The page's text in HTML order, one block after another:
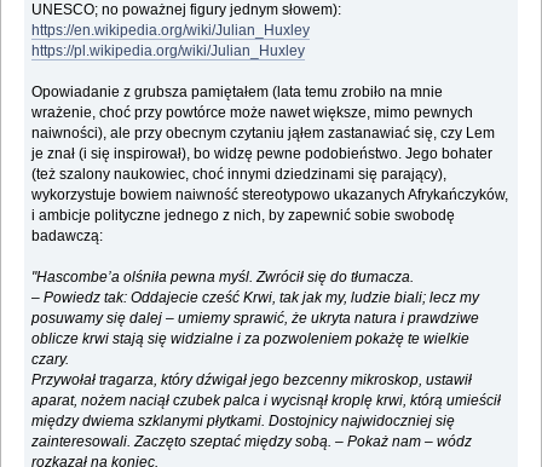
UNESCO; no poważnej figury jednym słowem):
https://en.wikipedia.org/wiki/Julian_Huxley
https://pl.wikipedia.org/wiki/Julian_Huxley
Opowiadanie z grubsza pamiętałem (lata temu zrobiło na mnie
wrażenie, choć przy powtórce może nawet większe, mimo pewnych
naiwności), ale przy obecnym czytaniu jąłem zastanawiać się, czy Lem
je znał (i się inspirował), bo widzę pewne podobieństwo. Jego bohater
(też szalony naukowiec, choć innymi dziedzinami się parający),
wykorzystuje bowiem naiwność stereotypowo ukazanych Afrykańczyków,
i ambicje polityczne jednego z nich, by zapewnić sobie swobodę
badawczą:
"Hascombe’a olśniła pewna myśl. Zwrócił się do tłumacza.
‒ Powiedz tak: Oddajecie cześć Krwi, tak jak my, ludzie biali; lecz my
posuwamy się dalej ‒ umiemy sprawić, że ukryta natura i prawdziwe
oblicze krwi stają się widzialne i za pozwoleniem pokażę te wielkie
czary.
Przywołał tragarza, który dźwigał jego bezcenny mikroskop, ustawił
aparat, nożem naciął czubek palca i wycisnął kroplę krwi, którą umieścił
między dwiema szklanymi płytkami. Dostojnicy najwidoczniej się
zainteresowali. Zaczęto szeptać między sobą. ‒ Pokaż nam ‒ wódz
rozkazał na koniec.